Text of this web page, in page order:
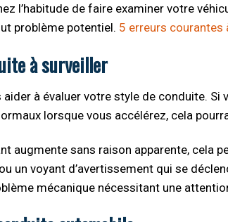
l’habitude de faire examiner votre
problème potentiel. 5 erreurs courantes
à surveiller
à évaluer votre style de conduite.
lorsque vous accélérez, cela
augmente sans raison apparente, cela
un voyant d’avertissement qui se
mécanique nécessitant une